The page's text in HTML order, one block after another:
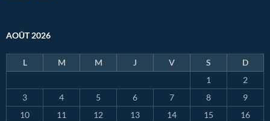
b
o
k
dI
n
AOÛT 2026
L M M J V S
D
1
2
3
4 5 6 7 8
9
10
11 12 13 14 15
16